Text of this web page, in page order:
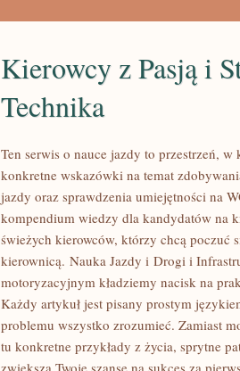
Kierowcy z Pasją i
Technika
Ten serwis o nauce jazdy to przestrzeń,
konkretne wskazówki na temat
jazdy oraz sprawdzenia umiejętności na
kompendium wiedzy dla kandydatów na
świeżych kierowców, którzy chcą poczuć
kierownicą. Nauka Jazdy i Drogi i
motoryzacyjnym kładziemy nacisk na
Każdy artykuł jest pisany prostym
problemu wszystko zrozumieć. Zamiast
tu konkretne przykłady z życia, sprytne
zwiększą Twoje szanse na sukces za